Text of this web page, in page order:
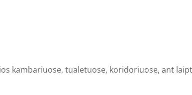
kambariuose, tualetuose, koridoriuose, ant